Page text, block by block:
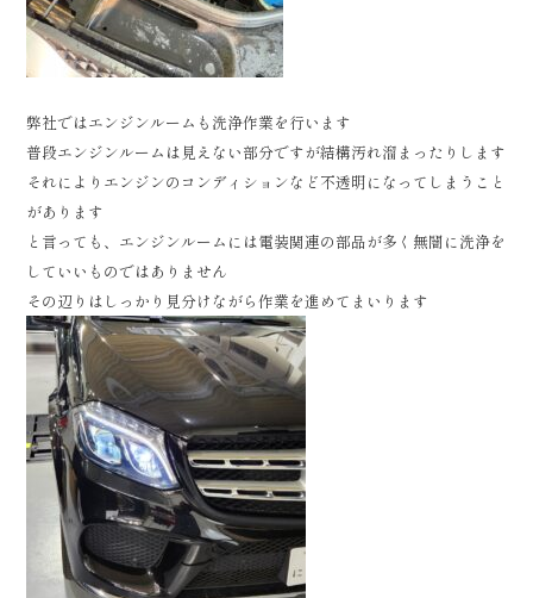
弊社ではエンジンルームも洗浄作業を行います
普段エンジンルームは見えない部分ですが結構汚れ溜まったりします
それによりエンジンのコンディションなど不透明になってしまうこと
があります
と言っても、エンジンルームには電装関連の部品が多く無闇に洗浄を
していいものではありません
その辺りはしっかり見分けながら作業を進めてまいります